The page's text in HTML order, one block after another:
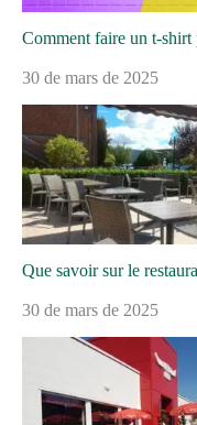
Comment faire un t-shirt
30 de mars de 2025
Que savoir sur le
30 de mars de 2025